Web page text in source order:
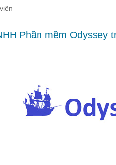
Phần mềm Odyssey